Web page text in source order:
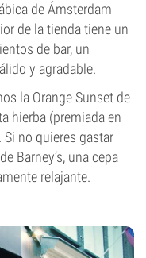
de Ámsterdam
de la tienda tiene un
de bar, un
y agradable.
la Orange Sunset de
hierba (premiada en
no quieres gastar
de Barney’s, una cepa
relajante.